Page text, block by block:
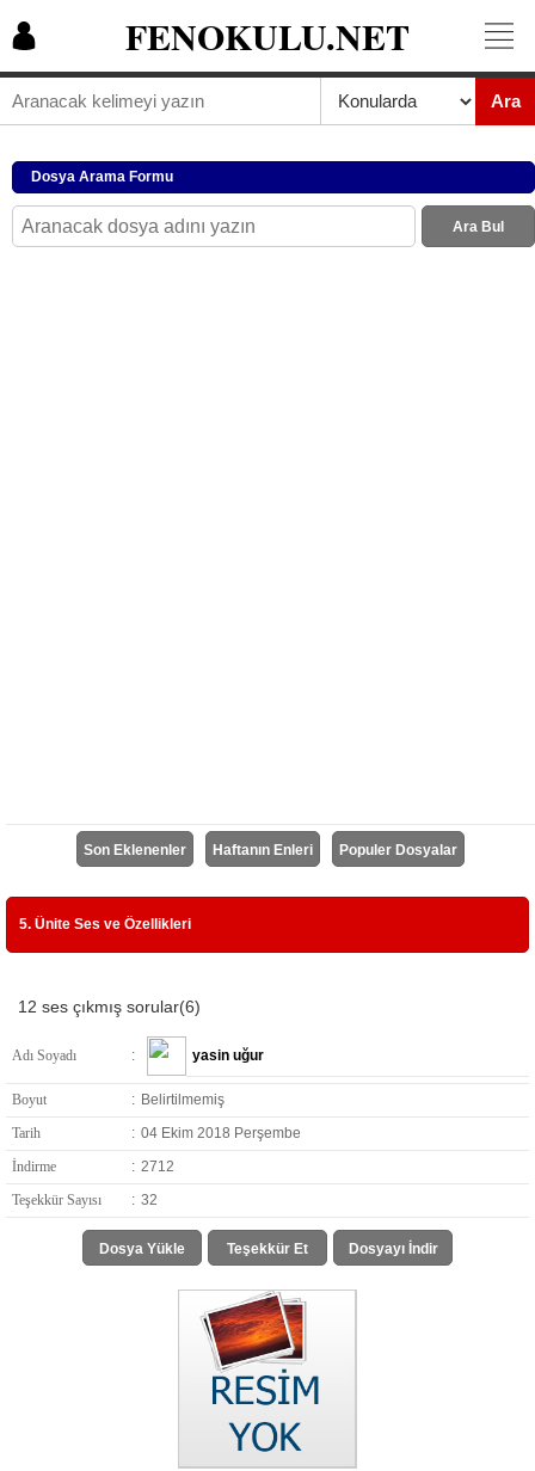
FENOKULU.NET
Ara
Dosya Arama Formu
Ara Bul
Son Eklenenler Haftanın Enleri Populer Dosyalar
5. Ünite Ses ve Özellikleri
12 ses çıkmış sorular(6)
Adı Soyadı : yasin uğur
Boyut : Belirtilmemiş
Tarih
: 04 Ekim 2018 Perşembe
İndirme
: 2712
Teşekkür Sayısı
: 32
Dosya Yükle Teşekkür Et Dosyayı İndir